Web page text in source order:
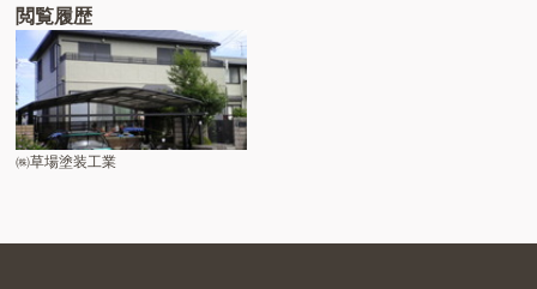
閲覧履歴
㈱草場塗装工業